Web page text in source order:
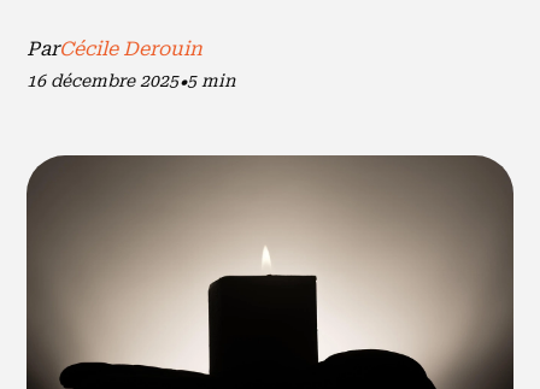
ParCécile Derouin
16 décembre 2025•5 min